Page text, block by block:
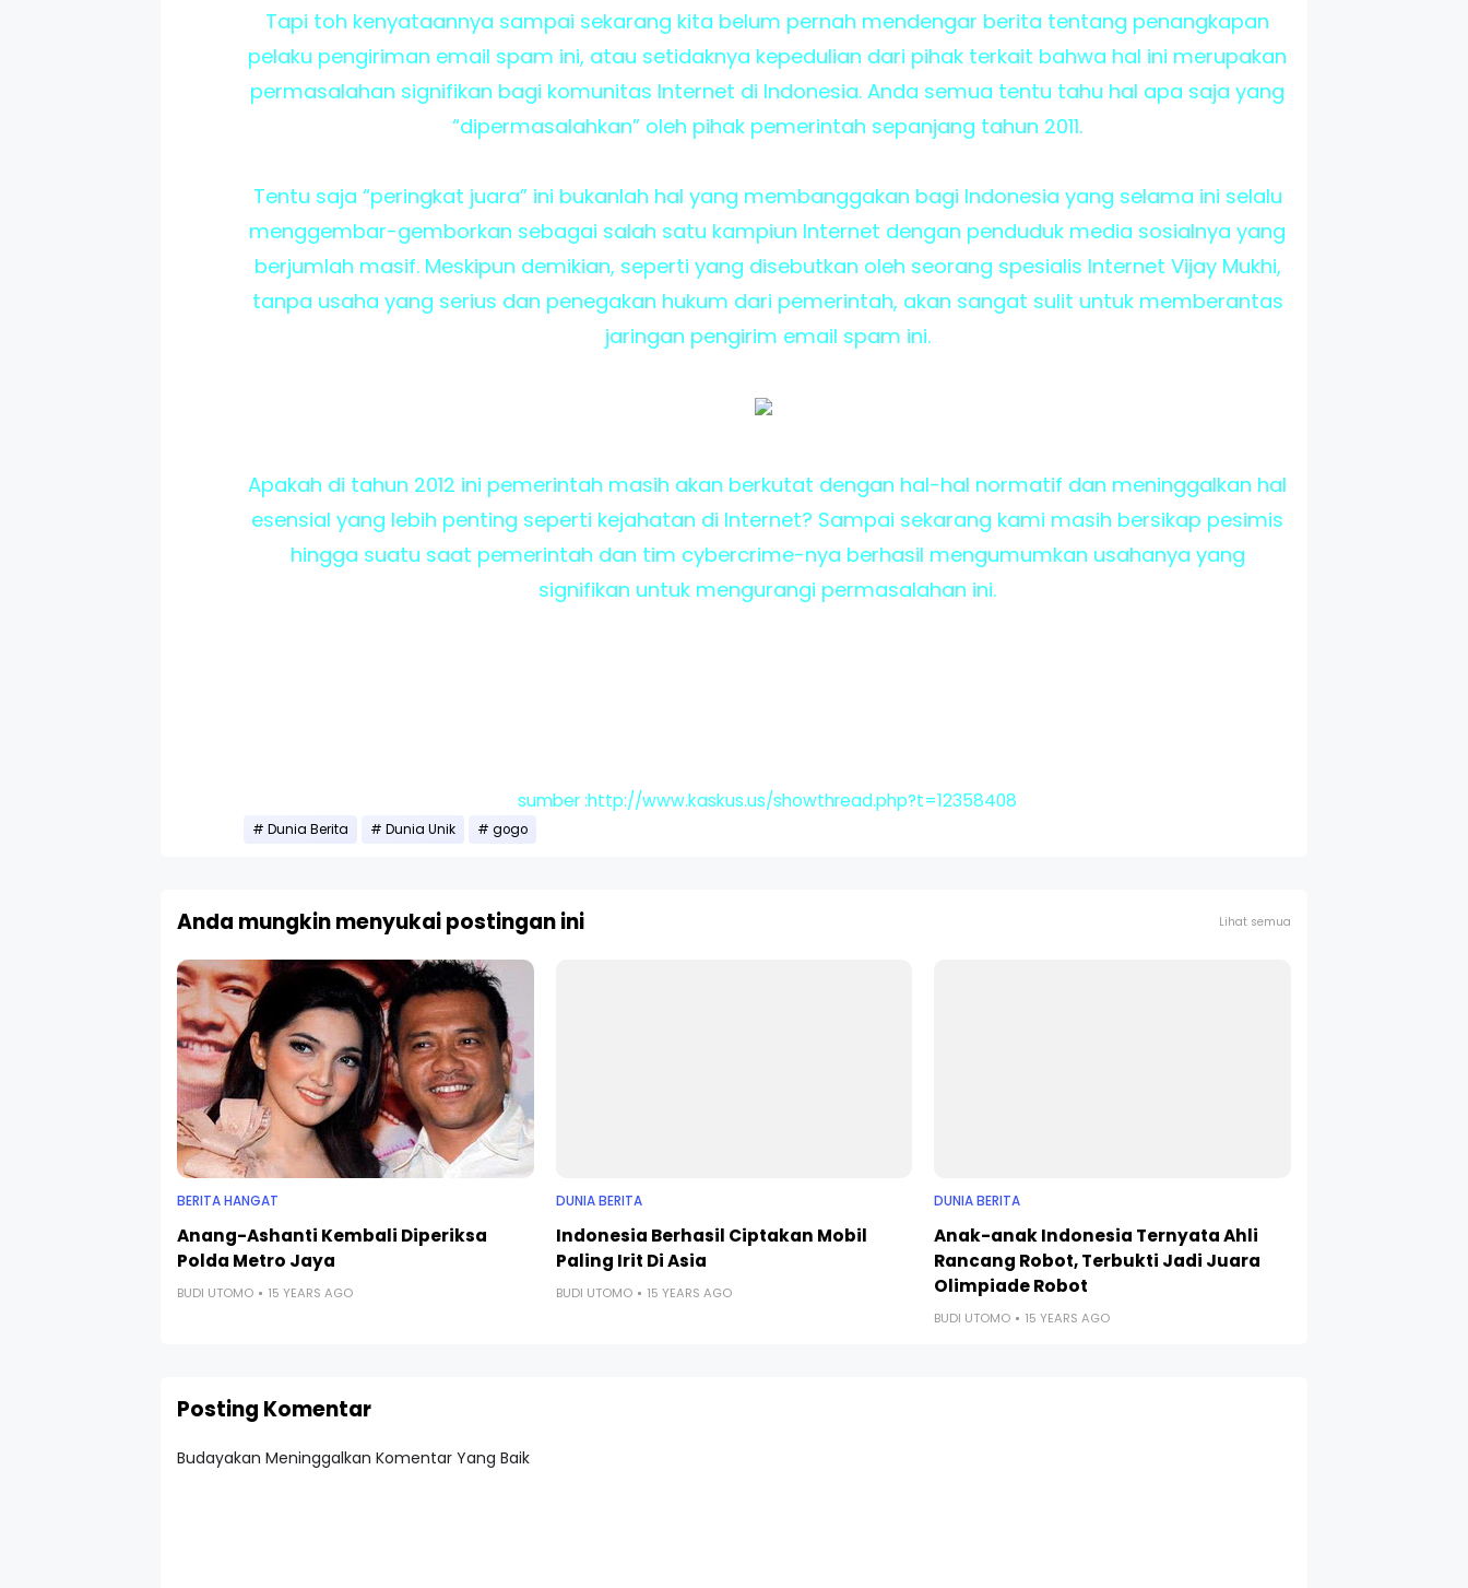
Tapi toh kenyataannya sampai sekarang kita belum pernah mendengar berita tentang penangkapan
pelaku pengiriman email spam ini, atau setidaknya kepedulian dari pihak terkait bahwa hal ini merupakan
permasalahan signifikan bagi komunitas Internet di Indonesia. Anda semua tentu tahu hal apa saja yang
“dipermasalahkan” oleh pihak pemerintah sepanjang tahun 2011.
Tentu saja “peringkat juara” ini bukanlah hal yang membanggakan bagi Indonesia yang selama ini selalu
menggembar-gemborkan sebagai salah satu kampiun Internet dengan penduduk media sosialnya yang
berjumlah masif. Meskipun demikian, seperti yang disebutkan oleh seorang spesialis Internet Vijay Mukhi,
tanpa usaha yang serius dan penegakan hukum dari pemerintah, akan sangat sulit untuk memberantas
jaringan pengirim email spam ini.
Apakah di tahun 2012 ini pemerintah masih akan berkutat dengan hal-hal normatif dan meninggalkan hal
esensial yang lebih penting seperti kejahatan di Internet? Sampai sekarang kami masih bersikap pesimis
hingga suatu saat pemerintah dan tim cybercrime-nya berhasil mengumumkan usahanya yang
signifikan untuk mengurangi permasalahan ini.
sumber :http://www.kaskus.us/showthread.php?t=12358408
Dunia Berita Dunia Unik gogo
Anda mungkin menyukai postingan ini Lihat semua
BERITA HANGAT
Anang-Ashanti Kembali Diperiksa
Polda Metro Jaya
BUDI UTOMO 15 YEARS AGO
DUNIA BERITA
Indonesia Berhasil Ciptakan Mobil
Paling Irit Di Asia
BUDI UTOMO 15 YEARS AGO
DUNIA BERITA
Anak-anak Indonesia Ternyata Ahli
Rancang Robot, Terbukti Jadi Juara
Olimpiade Robot
BUDI UTOMO 15 YEARS AGO
Posting Komentar
Budayakan Meninggalkan Komentar Yang Baik